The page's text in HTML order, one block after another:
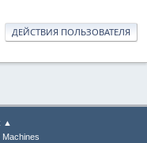
ДЕЙСТВИЯ ПОЛЬЗОВАТЕЛЯ
▲
Machines